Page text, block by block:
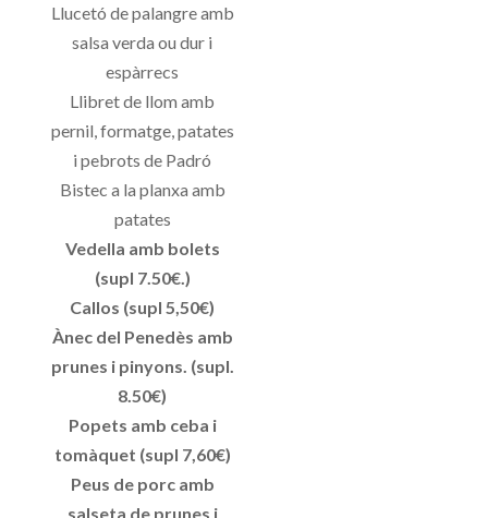
Llucetó de palangre amb
salsa verda ou dur i
espàrrecs
Llibret de llom amb
pernil, formatge, patates
i pebrots de Padró
Bistec a la planxa amb
patates
Vedella amb bolets
(supl 7.50€.)
Callos (supl 5,50€)
Ànec del Penedès amb
prunes i pinyons. (supl.
8.50€)
Popets amb ceba i
tomàquet (supl 7,60€)
Peus de porc amb
salseta de prunes i